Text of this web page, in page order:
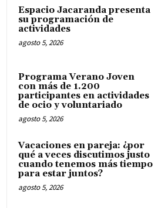
Espacio Jacaranda presenta
su programación de
actividades
agosto 5, 2026
Programa Verano Joven
con más de 1.200
participantes en actividades
de ocio y voluntariado
agosto 5, 2026
Vacaciones en pareja: ¿por
qué a veces discutimos justo
cuando tenemos más tiempo
para estar juntos?
agosto 5, 2026